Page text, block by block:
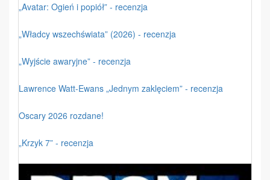
„Avatar: Ogień i popiół” - recenzja
„Władcy wszechświata” (2026) - recenzja
„Wyjście awaryjne” - recenzja
Lawrence Watt-Ewans „Jednym zaklęciem” - recenzja
Oscary 2026 rozdane!
„Krzyk 7” - recenzja